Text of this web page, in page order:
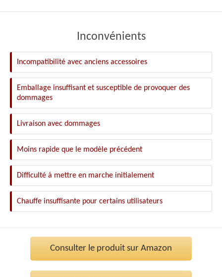
Inconvénients
Incompatibilité avec anciens accessoires
Emballage insuffisant et susceptible de provoquer des
dommages
Livraison avec dommages
Moins rapide que le modèle précédent
Difficulté à mettre en marche initialement
Chauffe insuffisante pour certains utilisateurs
Consulter le produit sur Amazon